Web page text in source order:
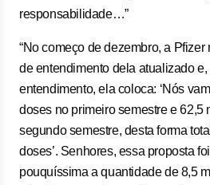
responsabilidade…”
“No começo de dezembro, a
de entendimento dela atualizado
entendimento, ela coloca: ‘Nós
doses no primeiro semestre e 62,5
segundo semestre, desta forma
doses’. Senhores, essa proposta
pouquíssima a quantidade de 8,5